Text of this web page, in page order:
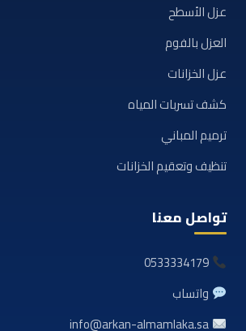
عزل الأسطح
العزل بالفوم
عزل الخزانات
كشف تسربات المياه
ترميم المباني
تنظيف وتعقيم الخزانات
تواصل معنا
0533334179
واتساب
info@arkan-almamlaka.sa